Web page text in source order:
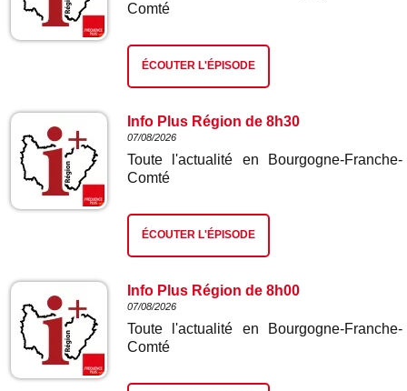
Comté
ÉCOUTER L'ÉPISODE
Info Plus Région de 8h30
07/08/2026
Toute l'actualité en Bourgogne-Franche-
Comté
ÉCOUTER L'ÉPISODE
Info Plus Région de 8h00
07/08/2026
Toute l'actualité en Bourgogne-Franche-
Comté